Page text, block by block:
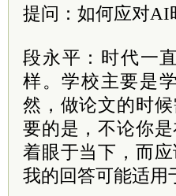
提问：如何应对AI
段永平：时代一
样。学校主要是
然，做论文的时
要的是，不论你
着眼于当下，而
我的回答可能适用